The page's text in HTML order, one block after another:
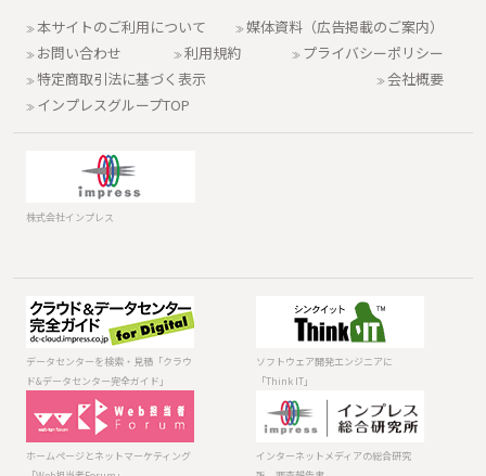
本サイトのご利用について
媒体資料（広告掲載のご案内）
お問い合わせ
利用規約
プライバシーポリシー
特定商取引法に基づく表示
会社概要
インプレスグループTOP
株式会社インプレス
データセンター
を検索・見積
「クラウド&デー
タセンター完全
ソフトウェア開
発エンジニアに
「Think IT」
ホームページと
ネットマーケテ
ィング「Web担
当者Forum」
インターネット
メディアの総合
研究所 調査報
データセンターを検索・見積「クラウ
ド&データセンター完全ガイド」
ソフトウェア開発エンジニアに
「Think IT」
ホームページとネットマーケティング
インターネットメディアの総合研究